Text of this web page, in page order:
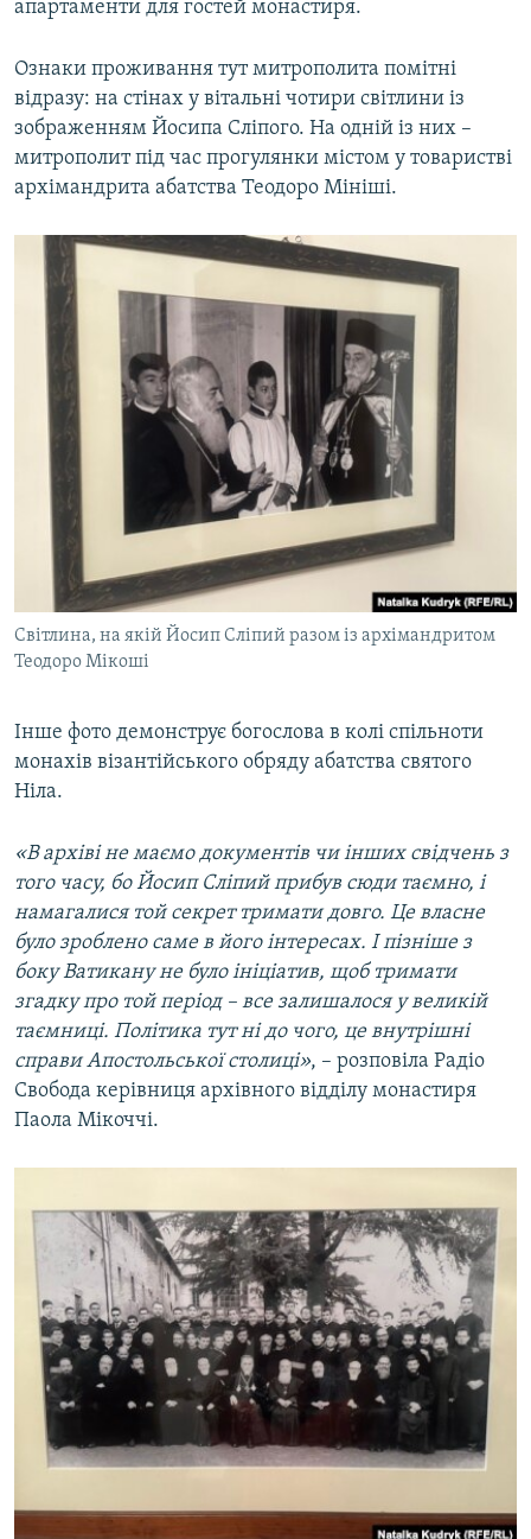
апартаменти для гостей монастиря.
Ознаки проживання тут митрополита помітні
відразу: на стінах у вітальні чотири світлини із
зображенням Йосипа Сліпого. На одній із них –
митрополит під час прогулянки містом у товаристві
архімандрита абатства Теодоро Мініші.
Світлина, на якій Йосип Сліпий разом із архімандритом
Теодоро Мікоші
Інше фото демонструє богослова в колі спільноти
монахів візантійського обряду абатства святого
Ніла.
«В архіві не маємо документів чи інших свідчень з
того часу, бо Йосип Сліпий прибув сюди таємно, і
намагалися той секрет тримати довго. Це власне
було зроблено саме в його інтересах. І пізніше з
боку Ватикану не було ініціатив, щоб тримати
згадку про той період – все залишалося у великій
таємниці. Політика тут ні до чого, це внутрішні
справи Апостольської столиці», – розповіла Радіо
Свобода керівниця архівного відділу монастиря
Паола Мікоччі.